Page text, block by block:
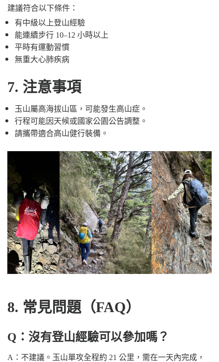
建議符合以下條件：
有中級以上登山經驗
能連續步行 10–12 小時以上
平時有運動習慣
無重大心肺疾病
7. 注意事項
玉山屬高海拔山區，可能發生高山症。
行程可能因天候或國家公園公告調整。
請攜帶適合高山健行裝備。
8. 常見問題（FAQ）
Q：沒有登山經驗可以參加嗎？
A：不建議。玉山單攻全程約 21 公里，需在一天內完成，